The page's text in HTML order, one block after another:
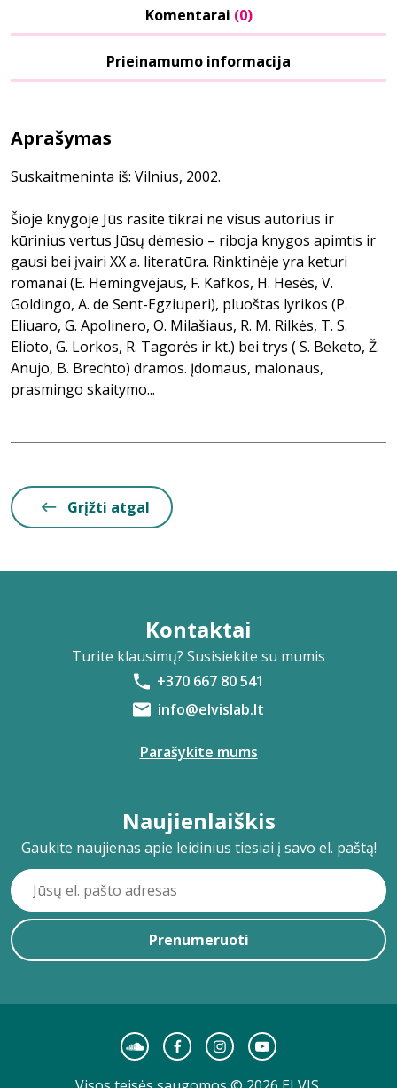
Komentarai (0)
Prieinamumo informacija
Aprašymas
Suskaitmeninta iš: Vilnius, 2002.
Šioje knygoje Jūs rasite tikrai ne visus autorius ir
kūrinius vertus Jūsų dėmesio – riboja knygos apimtis ir
gausi bei įvairi XX a. literatūra. Rinktinėje yra keturi
romanai (E. Hemingvėjaus, F. Kafkos, H. Hesės, V.
Goldingo, A. de Sent-Egziuperi), pluoštas lyrikos (P.
Eliuaro, G. Apolinero, O. Milašiaus, R. M. Rilkės, T. S.
Elioto, G. Lorkos, R. Tagorės ir kt.) bei trys ( S. Beketo, Ž.
Anujo, B. Brechto) dramos. Įdomaus, malonaus,
prasmingo skaitymo...
Grįžti atgal
Kontaktai
Turite klausimų? Susisiekite su mumis
+370 667 80 541
info@elvislab.lt
Parašykite mums
Naujienlaiškis
Gaukite naujienas apie leidinius tiesiai į savo el. paštą!
Prenumeruoti